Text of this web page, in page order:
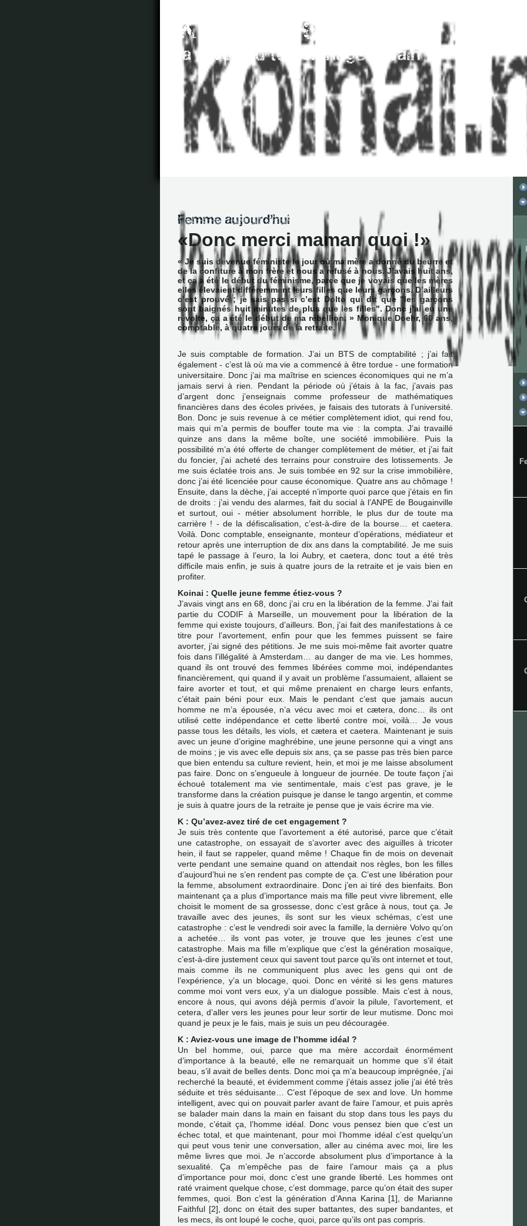
Donc merci maman quoi !
« Je suis devenue féministe le jour où ma mère a donné du beurre et
de la confiture à mon frère et nous a refusé à nous. J’avais huit ans,
et ça a été le début du féminisme, parce que je voyais que les mères
elles élevaient différemment leurs filles que leurs garçons. D’ailleurs
c’est prouvé ; je sais pas si c’est Dolto qui dit que "les garçons
sont baignés huit minutes de plus que les filles". Donc j’ai eu une
révolte, ça a été le début de ma rébellion. » Monique Doehr, 60 ans,
comptable, à quatre jours de la retraite.
Je suis comptable de formation. J’ai un BTS de comptabilité ; j’ai fait
également - c’est là où ma vie a commencé à être tordue - une formation
universitaire. Donc j’ai ma maîtrise en sciences économiques qui ne m’a
jamais servi à rien. Pendant la période où j’étais à la fac, j’avais pas
d’argent donc j’enseignais comme professeur de mathématiques
financières dans des écoles privées, je faisais des tutorats à l’université.
Bon. Donc je suis revenue à ce métier complètement idiot, qui rend fou,
mais qui m’a permis de bouffer toute ma vie : la compta. J’ai travaillé
quinze ans dans la même boîte, une société immobilière. Puis la
possibilité m’a été offerte de changer complètement de métier, et j’ai fait
du foncier, j’ai acheté des terrains pour construire des lotissements. Je
me suis éclatée trois ans. Je suis tombée en 92 sur la crise immobilière,
donc j’ai été licenciée pour cause économique. Quatre ans au chômage !
Ensuite, dans la dèche, j’ai accepté n’importe quoi parce que j’étais en fin
de droits : j’ai vendu des alarmes, fait du social à l’ANPE de Bougainville
et surtout, oui - métier absolument horrible, le plus dur de toute ma
carrière ! - de la défiscalisation, c’est-à-dire de la bourse… et caetera.
Voilà. Donc comptable, enseignante, monteur d’opérations, médiateur et
retour après une interruption de dix ans dans la comptabilité. Je me suis
tapé le passage à l’euro, la loi Aubry, et caetera, donc tout a été très
difficile mais enfin, je suis à quatre jours de la retraite et je vais bien en
profiter.
Koinai : Quelle jeune femme étiez-vous ?
J’avais vingt ans en 68, donc j’ai cru en la libération de la femme. J’ai fait
partie du CODIF à Marseille, un mouvement pour la libération de la
femme qui existe toujours, d’ailleurs. Bon, j’ai fait des manifestations à ce
titre pour l’avortement, enfin pour que les femmes puissent se faire
avorter, j’ai signé des pétitions. Je me suis moi-même fait avorter quatre
fois dans l’illégalité à Amsterdam… au danger de ma vie. Les hommes,
quand ils ont trouvé des femmes libérées comme moi, indépendantes
financièrement, qui quand il y avait un problème l’assumaient, allaient se
faire avorter et tout, et qui même prenaient en charge leurs enfants,
c’était pain béni pour eux. Mais le pendant c’est que jamais aucun
homme ne m’a épousée, n’a vécu avec moi et cætera, donc… ils ont
utilisé cette indépendance et cette liberté contre moi, voilà… Je vous
passe tous les détails, les viols, et cætera et caetera. Maintenant je suis
avec un jeune d’origine maghrébine, une jeune personne qui a vingt ans
de moins ; je vis avec elle depuis six ans, ça se passe pas très bien parce
que bien entendu sa culture revient, hein, et moi je me laisse absolument
pas faire. Donc on s’engueule à longueur de journée. De toute façon j’ai
échoué totalement ma vie sentimentale, mais c’est pas grave, je le
transforme dans la création puisque je danse le tango argentin, et comme
je suis à quatre jours de la retraite je pense que je vais écrire ma vie.
K : Qu’avez-avez tiré de cet engagement ?
Je suis très contente que l’avortement a été autorisé, parce que c’était
une catastrophe, on essayait de s’avorter avec des aiguilles à tricoter
hein, il faut se rappeler, quand même ! Chaque fin de mois on devenait
verte pendant une semaine quand on attendait nos règles, bon les filles
d’aujourd’hui ne s’en rendent pas compte de ça. C’est une libération pour
la femme, absolument extraordinaire. Donc j’en ai tiré des bienfaits. Bon
maintenant ça a plus d’importance mais ma fille peut vivre librement, elle
choisit le moment de sa grossesse, donc c’est grâce à nous, tout ça. Je
travaille avec des jeunes, ils sont sur les vieux schémas, c’est une
catastrophe : c’est le vendredi soir avec la famille, la dernière Volvo qu’on
a achetée… ils vont pas voter, je trouve que les jeunes c’est une
catastrophe. Mais ma fille m’explique que c’est la génération mosaïque,
c’est-à-dire justement ceux qui savent tout parce qu’ils ont internet et tout,
mais comme ils ne communiquent plus avec les gens qui ont de
l’expérience, y’a un blocage, quoi. Donc en vérité si les gens matures
comme moi vont vers eux, y’a un dialogue possible. Mais c’est à nous,
encore à nous, qui avons déjà permis d’avoir la pilule, l’avortement, et
cetera, d’aller vers les jeunes pour leur sortir de leur mutisme. Donc moi
quand je peux je le fais, mais je suis un peu découragée.
K : Aviez-vous une image de l’homme idéal ?
Un bel homme, oui, parce que ma mère accordait énormément
d’importance à la beauté, elle ne remarquait un homme que s’il était
beau, s’il avait de belles dents. Donc moi ça m’a beaucoup imprégnée, j’ai
recherché la beauté, et évidemment comme j’étais assez jolie j’ai été très
séduite et très séduisante… C’est l’époque de sex and love. Un homme
intelligent, avec qui on pouvait parler avant de faire l’amour, et puis après
se balader main dans la main en faisant du stop dans tous les pays du
monde, c’était ça, l’homme idéal. Donc vous pensez bien que c’est un
échec total, et que maintenant, pour moi l’homme idéal c’est quelqu’un
qui peut vous tenir une conversation, aller au cinéma avec moi, lire les
même livres que moi. Je n’accorde absolument plus d’importance à la
sexualité. Ça m’empêche pas de faire l’amour mais ça a plus
d’importance pour moi, donc c’est une grande liberté. Les hommes ont
raté vraiment quelque chose, c’est dommage, parce qu’on était des super
femmes, quoi. Bon c’est la génération d’Anna Karina [1] , de Marianne
Faithful [2] , donc on était des super battantes, des super bandantes, et
les mecs, ils ont loupé le coche, quoi, parce qu’ils ont pas compris.